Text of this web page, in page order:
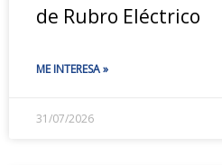
de Rubro Eléctrico
ME INTERESA »
31/07/2026